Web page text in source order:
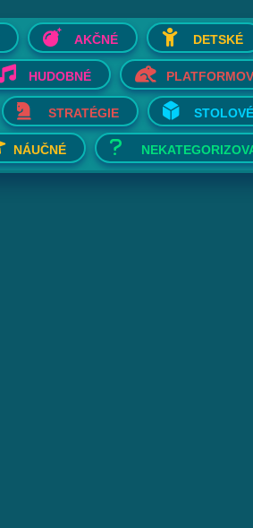
AKČNÉ DETSKÉ
HUDOBNÉ
STRATÉGIE STOLOVÉ
NÁUČNÉ